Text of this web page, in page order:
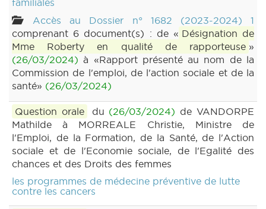
familiales
Accès au Dossier n° 1682 (2023-2024) 1
comprenant 6 document(s) : de « Désignation de
Mme Roberty en qualité de rapporteuse »
(26/03/2024) à «Rapport présenté au nom de la
Commission de l'emploi, de l'action sociale et de la
santé» (26/03/2024)
Question orale du (26/03/2024) de VANDORPE
Mathilde à MORREALE Christie, Ministre de
l'Emploi, de la Formation, de la Santé, de l'Action
sociale et de l'Economie sociale, de l'Egalité des
chances et des Droits des femmes
les programmes de médecine préventive de lutte
contre les cancers